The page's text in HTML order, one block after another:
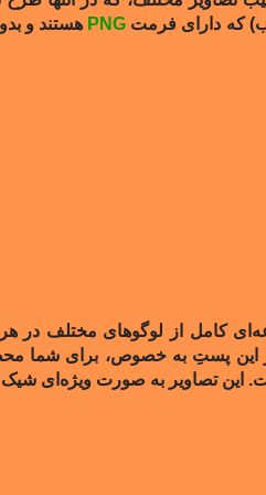
که دارای فرمت PNG هستند و
کامل از لوگوهای مختلف در هر
پستِ به خصوص، برای شما
تصاویر به صورت ویژه‌ای شیک